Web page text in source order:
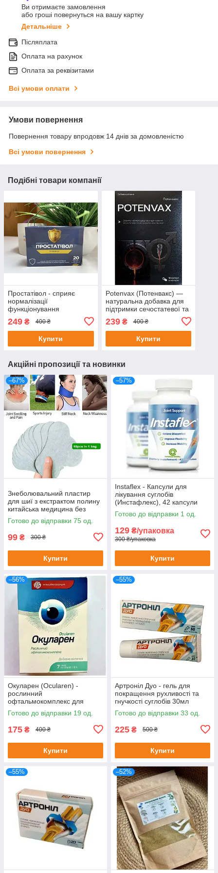
Ви отримаєте замовлення
або гроші повернуться на вашу картку
Детальніше
Післяплата
Оплата на рахунок
Оплата за реквізитами
Всі умови оплати
Умови повернення
Повернення товару впродовж 14 днів за домовленістю
Всі умови повернення
Подібні товари компанії
Простатівол - сприяє
нормалізації
функціонування
сечостатевої системи та
передміхурової залози 20
капсул
249 ₴ 400 ₴
Купити
Potenvax (Потенвакс) —
натуральна добавка для
підтримки сечостатевої та
репродуктивної системи
чоловіків, 10 капсул
239₴ 400 ₴
Купити
Акційні пропозиції та новинки
–67%
Знеболювальний пластир
для шиї з екстрактом полину
китайська медицина без
картонного паковання
Готово до відправки 75 од.
99 ₴ 300 ₴
Купити
–57%
Instaflex - Капсули для
лікування суглобів
(Инстафлекс), 42 капсули
Готово до відправки 1 од.
129 ₴/упаковка
300 ₴/упаковка
Купити
–56%
Окуларен (Ocularen) -
рослинний
офтальмокомплекс для
покращення зору, 7 саше
Готово до відправки 19 од.
175 ₴ 400 ₴
Купити
–55%
Артроніл Дуо - гель для
покращення рухливості та
гнучкості суглобів 30мл
Готово до відправки 33 од.
225 ₴ 500 ₴
Купити
–55% –52%